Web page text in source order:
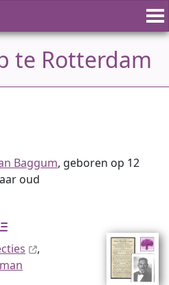
te Rotterdam
Baggum, geboren op 12
oud
,